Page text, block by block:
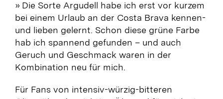
» Die Sorte Argudell habe ich erst vor kurzem
bei einem Urlaub an der Costa Brava kennen-
und lieben gelernt. Schon diese grüne Farbe
hab ich spannend gefunden – und auch
Geruch und Geschmack waren in der
Kombination neu für mich.
Für Fans von intensiv-würzig-bitteren